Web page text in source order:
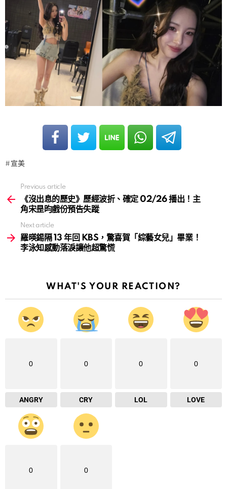
宣美
more
Previous article
《沒出息的歷史》歷經波折、確定 02/26 播出！主
角宋昰昀戲份預告失蹤
Next article
羅暎錫隔 13 年回 KBS，驚喜賀「綜藝女兒」畢業！
李泳知感動落淚讓他超驚慌
WHAT'S YOUR REACTION?
0
ANGRY
0
CRY
0
LOL
0
LOVE
0 0